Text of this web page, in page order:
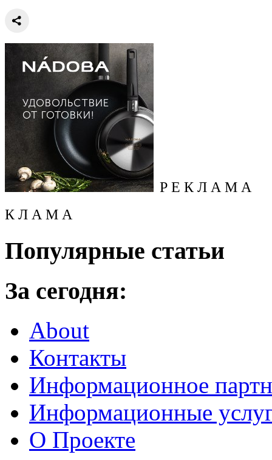
Р Е К Л А М А
К Л А М А
Популярные статьи
За сегодня:
About
Контакты
Информационное
Информационные
О Проекте